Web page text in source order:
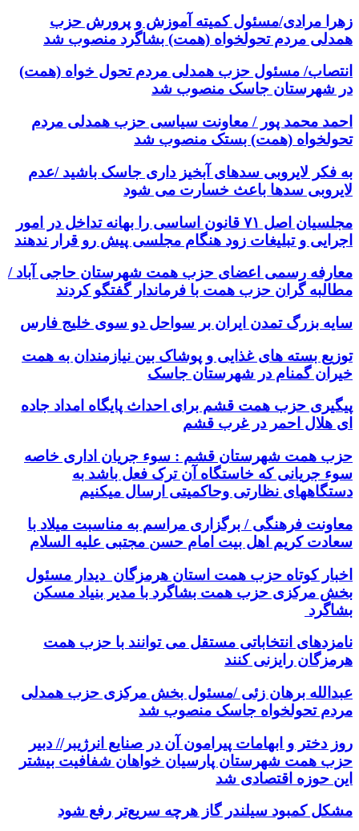
زهرا مرادی/مسئول کمیته آموزش و پرورش حزب
همدلی مردم تحولخواه (همت) بشاگرد منصوب شد
انتصاب/ مسئول حزب همدلی مردم تحول خواه (همت)
در شهرستان جاسک منصوب شد
احمد محمد پور / معاونت سیاسی حزب همدلی مردم
تحولخواه (همت) بستک منصوب شد
به فکر لایروبی سدهای آبخیز داری جاسک باشید /عدم
لایروبی سدها باعث خسارت می شود
مجلسیان اصل ۷۱ قانون اساسی را بهانه تداخل در امور
اجرایی و تبلیغات زود هنگام مجلسی پیش رو قرار ندهند
معارفه رسمی اعضای حزب همت شهرستان حاجی آباد /
مطالبه گران حزب همت با فرماندار گفتگو کردند
سایه بزرگ تمدن ایران بر سواحل دو سوی خلیج فارس
توزیع بسته های غذایی و پوشاک بین نیازمندان به همت
خیران گمنام در شهرستان جاسک
پیگیری حزب همت قشم برای احداث پایگاه امداد جاده
ای هلال احمر در غرب قشم
حزب همت شهرستان قشم : سوء جریان اداری خاصه
سوء جریانی که خاستگاه آن ترک فعل باشد به
دستگاههای نظارتی وحاکمیتی ارسال میکنیم
معاونت فرهنگی / برگزاری مراسم به مناسبت میلاد با
سعادت کریم اهل بیت امام حسن مجتبی علیه السلام
اخبار کوتاه حزب همت استان هرمزگان دیدار مسئول
بخش مرکزی حزب همت بشاگرد با مدیر بنیاد مسکن
بشاگرد
نامزدهای انتخاباتی مستقل می توانند با حزب همت
هرمزگان رایزنی کنند
عبدالله برهان زئی /مسئول بخش مرکزی حزب همدلی
مردم تحولخواه جاسک منصوب شد
روز دختر و ابهامات پیرامون آن در صنایع انرژیبر// دبیر
حزب همت شهرستان پارسیان خواهان شفافیت بیشتر
این حوزه اقتصادی شد
مشکل کمبود سیلندر گاز هرچه سریع‌تر رفع شود